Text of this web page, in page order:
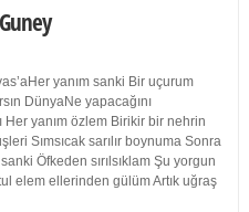
yanım sanki Bir uçurum
DünyaNe yapacağını
Her yanım özlem Birikir bir nehrin
Sımsıcak sarılır boynuma Sonra
Öfkeden sırılsıklam Şu yorgun
elem ellerinden gülüm Artık uğraş